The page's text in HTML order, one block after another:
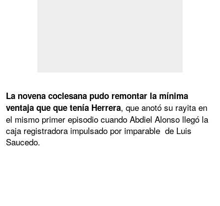
La novena coclesana pudo remontar la mínima
ventaja que que tenía Herrera, que anotó su rayita en
el mismo primer episodio cuando Abdiel Alonso llegó la
caja registradora impulsado por imparable de Luis
Saucedo.